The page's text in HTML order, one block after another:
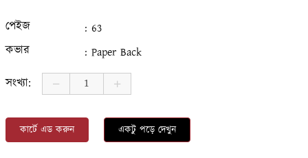
পেইজ : 63
কভার : Paper Back
সংখ্যা:
কার্টে এড করুন একটু পড়ে দেখুন